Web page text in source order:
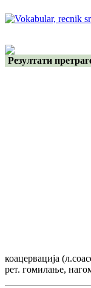
Резултати
коацервација
рет. гомилање,